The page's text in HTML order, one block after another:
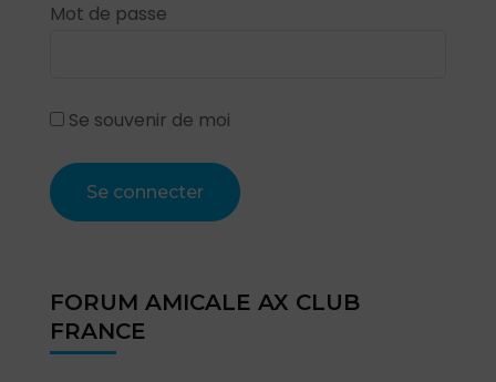
Mot de passe
Se souvenir de moi
FORUM AMICALE AX CLUB
FRANCE